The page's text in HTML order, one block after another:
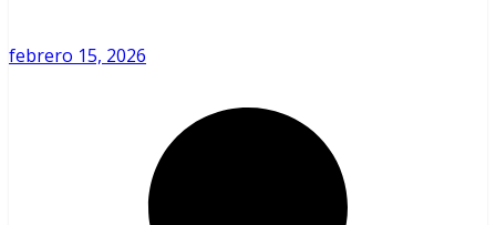
febrero 15, 2026